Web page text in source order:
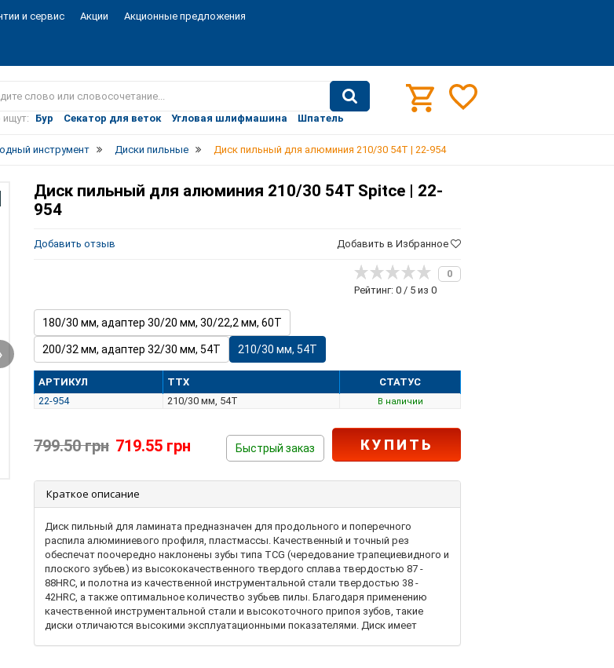
и сервис Акции Акционные предложения
ищут: Бур Секатор для веток Угловая шлифмашина Шпатель
инструмент Диски пильные Диск пильный для алюминия 210/30 54T | 22-954
Диск пильный для алюминия 210/30 54T Spitce | 22-
954
Добавить отзыв Добавить в Избранное
0
Рейтинг: 0 / 5 из 0
180/30 мм, адаптер 30/20 мм, 30/22,2 мм, 60T
200/32 мм, адаптер 32/30 мм, 54T 210/30 мм, 54T
АРТИКУЛ ТТХ
СТАТУС
22-954
210/30 мм, 54T В наличии
799.50 грн 719.55 грн Быстрый заказ КУПИТЬ
Краткое описание
Диск пильный для ламината предназначен для продольного и поперечного
распила алюминиевого профиля, пластмассы. Качественный и точный рез
обеспечат поочередно наклонены зубы типа TCG (чередование трапециевидного и
плоского зубьев) из высококачественного твердого сплава твердостью 87 -
88HRC, и полотна из качественной инструментальной стали твердостью 38 -
42HRC, а также оптимальное количество зубьев пилы. Благодаря применению
качественной инструментальной стали и высокоточного припоя зубов, такие
диски отличаются высокими эксплуатационными показателями. Диск имеет